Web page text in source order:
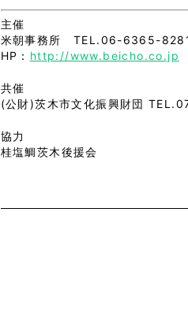
主催
米朝事務所 TEL.06-6365-8281
HP： http://www.beicho.co.jp
共催
(公財)茨木市文化振興財団
協力
桂塩鯛茨木後援会